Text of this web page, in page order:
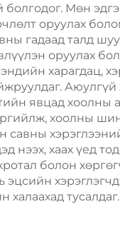
болгодог. Мөн
оруулах
гадаад талд
оруулах
харагдац,
Аюулгүй
явцад хоолны
хоолны
савны
нээх, хаах үед
болон
халаахад тусалдаг.